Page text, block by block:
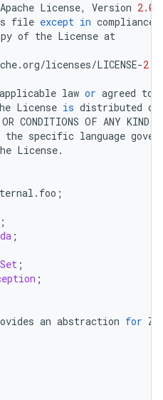
Apache License, Version 2.0
file except in compliance
of the License at
.org/licenses/LICENSE-2.0
applicable law or agreed to
License is distributed on
OR CONDITIONS OF ANY KIND
the specific language
License.
. foo ;
;
;
;
;
an abstraction for Z